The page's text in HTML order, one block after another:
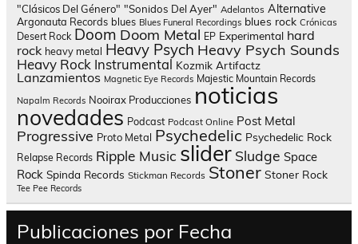
"Clásicos Del Género" "Sonidos Del Ayer" Adelantos Alternative
Argonauta Records blues Blues Funeral Recordings blues rock Crónicas
Desert Rock Doom Doom Metal EP Experimental hard
rock heavy metal Heavy Psych Heavy Psych Sounds
Heavy Rock Instrumental Kozmik Artifactz
Lanzamientos Magnetic Eye Records Majestic Mountain Records
Napalm Records Nooirax Producciones noticias
novedades Podcast Podcast Online Post Metal
Progressive Proto Metal Psychedelic Psychedelic Rock
Relapse Records Ripple Music slider Sludge Space
Rock Spinda Records Stickman Records Stoner Stoner Rock
Tee Pee Records
Publicaciones por Fecha